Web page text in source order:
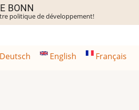
BONN
politique de développement!
Deutsch English Français